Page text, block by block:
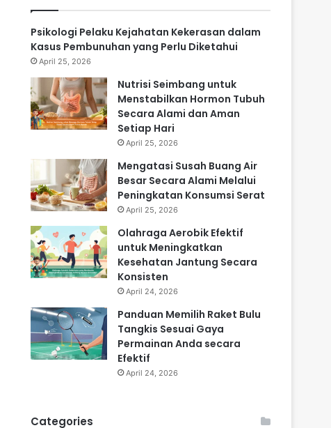
Psikologi Pelaku Kejahatan Kekerasan dalam
Kasus Pembunuhan yang Perlu Diketahui
April 25, 2026
Nutrisi Seimbang untuk
Menstabilkan Hormon Tubuh
Secara Alami dan Aman
Setiap Hari
April 25, 2026
Mengatasi Susah Buang Air
Besar Secara Alami Melalui
Peningkatan Konsumsi Serat
April 25, 2026
Olahraga Aerobik Efektif
untuk Meningkatkan
Kesehatan Jantung Secara
Konsisten
April 24, 2026
Panduan Memilih Raket Bulu
Tangkis Sesuai Gaya
Permainan Anda secara
Efektif
April 24, 2026
Categories